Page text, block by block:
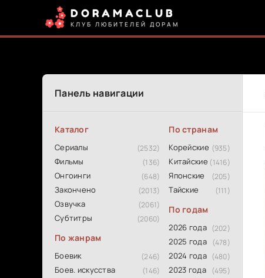
DORAMACLUB
КЛУБ ЛЮБИТЕЛЕЙ ДОРАМ
Панель навигации
Каталог
Сериалы (2532)
Фильмы (136)
Онгоинги (648)
Закончено (2013)
Озвучка (2061)
Субтитры (2060)
По жанрам
Боевик (246)
Боев. искусства (146)
По странам
Корейские (935)
Китайские (1416)
Японские (205)
Тайские (111)
По годам
2026 года (202)
2025 года (478)
2024 года (480)
2023 года (495)